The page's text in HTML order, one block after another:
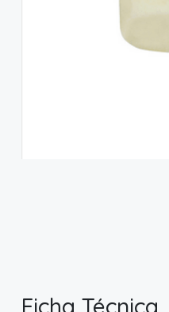
Ficha Técnica